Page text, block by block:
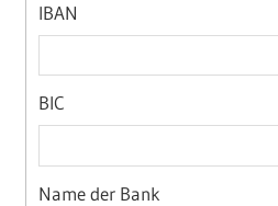
IBAN
BIC
Name der Bank